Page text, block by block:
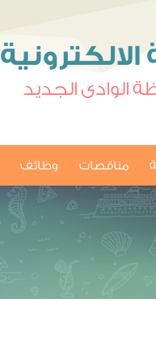
الالكترونية
الوادى الجديد
مناقصات وظائف